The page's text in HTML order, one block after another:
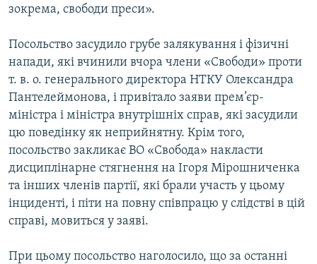
ІНФОГРАФІКА
ДОЛУЧАЙСЯ!
Усі сайти RFE/RL
зокрема, свободи преси».
Посольство засудило грубе залякування і фізичні
напади, які вчинили вчора члени «Свободи» проти
т. в. о. генерального директора НТКУ Олександра
Пантелеймонова, і привітало заяви прем’єр-
міністра і міністра внутрішніх справ, які засудили
цю поведінку як неприйнятну. Крім того,
посольство закликає ВО «Свобода» накласти
дисциплінарне стягнення на Ігоря Мірошниченка
та інших членів партії, які брали участь у цьому
інциденті, і піти на повну співпрацю у слідстві в цій
справі, мовиться у заяві.
При цьому посольство наголосило, що за останні